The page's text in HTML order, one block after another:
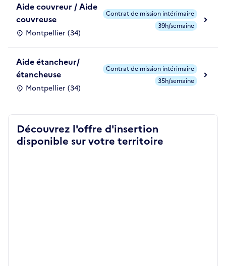
Aide couvreur / Aide
couvreuse
Montpellier (34)
Contrat de mission intérimaire
39h/semaine
Aide étancheur/
étancheuse
Montpellier (34)
Contrat de mission intérimaire
35h/semaine
Découvrez l'offre d'insertion
disponible sur votre territoire